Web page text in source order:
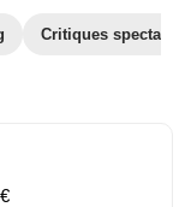
Critiques